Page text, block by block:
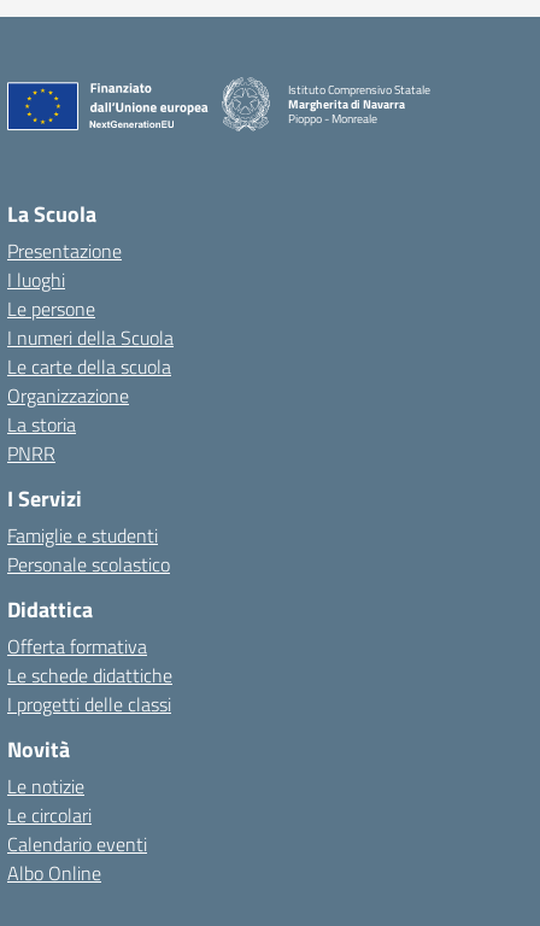
Istituto Comprensivo Statale
Margherita di Navarra
Pioppo - Monreale
La Scuola
Presentazione
I luoghi
Le persone
I numeri della Scuola
Le carte della scuola
Organizzazione
La storia
PNRR
I Servizi
Famiglie e studenti
Personale scolastico
Didattica
Offerta formativa
Le schede didattiche
I progetti delle classi
Novità
Le notizie
Le circolari
Calendario eventi
Albo Online